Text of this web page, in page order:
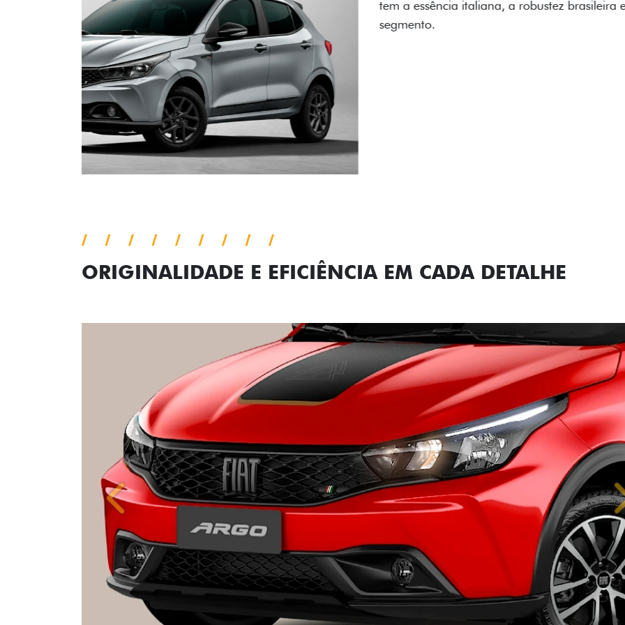
carro, que possui
ORIGINALIDADE E EFICIÊNCIA EM CADA DETALHE
Anterior